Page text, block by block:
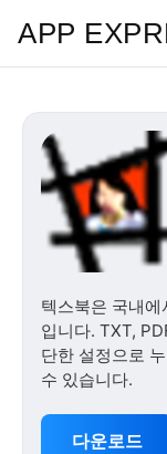
APP
텍스북은 국내
입니다. TXT,
단한 설정으로
수 있습니다.
다운로드